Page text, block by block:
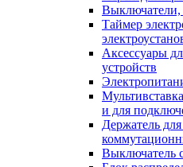
Выключатели,
Таймер
Аксессуары
устройств
и для
Держатель
Выключатель